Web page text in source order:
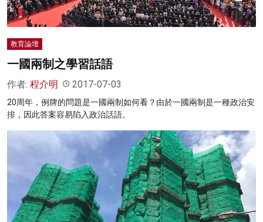
教育論壇
一國兩制之學習話語
作者: 程介明 2017-07-03
20周年，例牌的問題是一國兩制如何看？由於一國兩制是一種政治安
排，因此答案容易陷入政治話語。